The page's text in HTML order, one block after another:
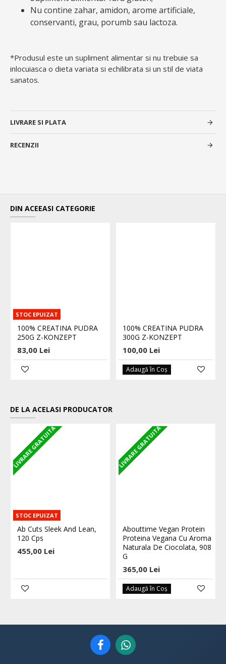
Nu contine zahar, amidon, arome artificiale,
conservanti, grau, porumb sau lactoza.
*Produsul este un supliment alimentar si nu trebuie sa
inlocuiasca o dieta variata si echilibrata si un stil de viata
sanatos.
LIVRARE SI PLATA
RECENZII
DIN ACEEASI CATEGORIE
STOC EPUIZAT
100% CREATINA PUDRA
250G Z-KONZEPT
83,00 Lei
100% CREATINA PUDRA
300G Z-KONZEPT
100,00 Lei
Adaugă în Coş
DE LA ACELASI PRODUCATOR
LIVRARE GRATUITA
STOC EPUIZAT
Ab Cuts Sleek And Lean,
120 Cps
455,00 Lei
LIVRARE GRATUITA
Abouttime Vegan Protein
Proteina Vegana Cu Aroma
Naturala De Ciocolata, 908
G
365,00 Lei
Adaugă în Coş